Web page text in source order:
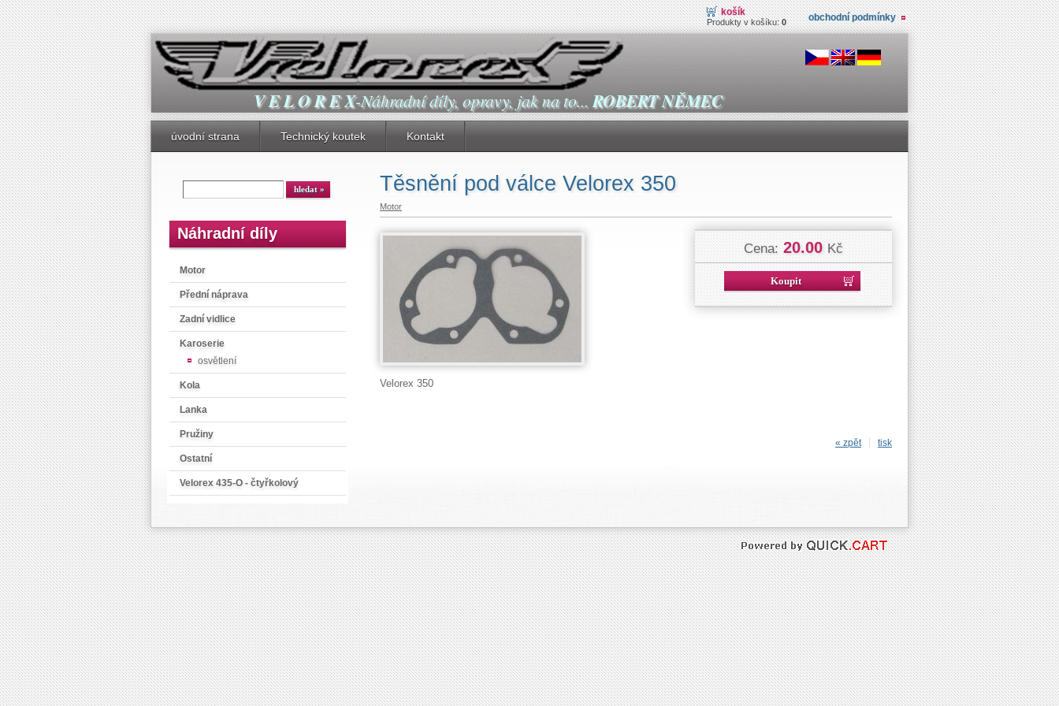
košík
Produkty v košíku:0 obchodní podmínky
V E L O R E X-Náhradní díly, opravy, jak na to...ROBERT NĚMEC
úvodní strana Technický koutek Kontakt
Náhradní díly
Motor
Přední náprava
Zadní vidlice
Karoserie
osvětlení
Kola
Lanka
Pružiny
Ostatní
Velorex 435-O - čtyřkolový
Těsnění pod válce Velorex 350
Motor
Cena: 20.00 Kč
Velorex 350
tisk
« zpět